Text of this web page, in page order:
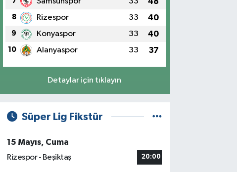
8 Rizespor 33 40
9 Konyaspor 33 40
10 Alanyaspor 33 37
Detaylar için tıklayın
Süper Lig Fikstür
15 Mayıs, Cuma
Rizespor - Beşiktaş
20:00